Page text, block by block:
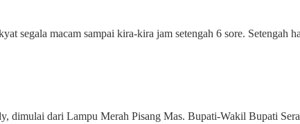
segala macam sampai kira-kira jam setengah 6 sore. Setengah
dimulai dari Lampu Merah Pisang Mas. Bupati-Wakil Bupati